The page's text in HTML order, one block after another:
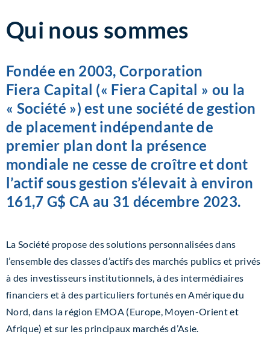
Qui nous sommes
Fondée en 2003, Corporation
Fiera Capital (« Fiera Capital » ou la
« Société ») est une société de gestion
de placement indépendante de
premier plan dont la présence
mondiale ne cesse de croître et dont
l’actif sous gestion s’élevait à environ
161,7 G$ CA au 31 décembre 2023.
La Société propose des solutions personnalisées dans
l’ensemble des classes d’actifs des marchés publics et privés
à des investisseurs institutionnels, à des intermédiaires
financiers et à des particuliers fortunés en Amérique du
Nord, dans la région EMOA (Europe, Moyen-Orient et
Afrique) et sur les principaux marchés d’Asie.